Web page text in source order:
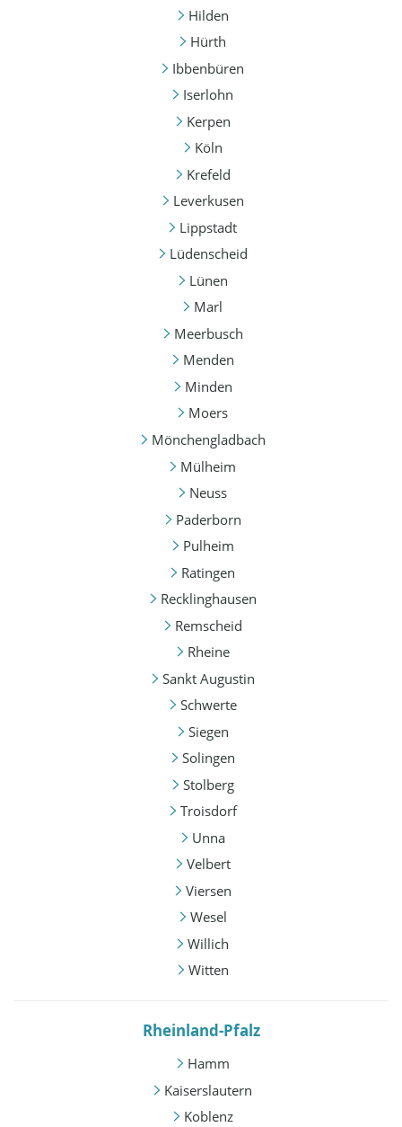
Hilden
Hürth
Ibbenbüren
Iserlohn
Kerpen
Köln
Krefeld
Leverkusen
Lippstadt
Lüdenscheid
Lünen
Marl
Meerbusch
Menden
Minden
Moers
Mönchengladbach
Mülheim
Neuss
Paderborn
Pulheim
Ratingen
Recklinghausen
Remscheid
Rheine
Sankt Augustin
Schwerte
Siegen
Solingen
Stolberg
Troisdorf
Unna
Velbert
Viersen
Wesel
Willich
Witten
Rheinland-Pfalz
Hamm
Kaiserslautern
Koblenz